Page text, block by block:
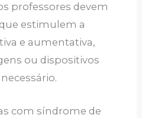
professores devem
estimulem a
e aumentativa,
ou dispositivos
com síndrome de